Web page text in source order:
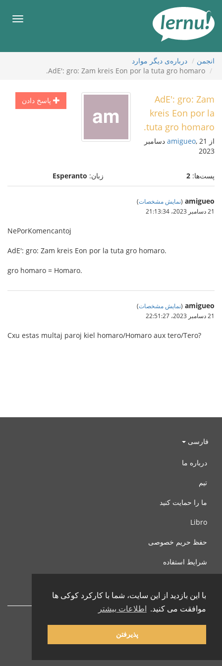
با این بازدید از این سایت، شما با کارکرد کوکی ها
موافقت می کنید.
اطلاعات بیشتر
پذیرفتن
محتوا
انجمن
درباره‌ی دیگر موارد
AdE': gro: Zam kreis Eon por la tuta gro homaro.
پاسخ دادن
AdE': gro: Zam
kreis Eon por la
tuta gro homaro.
از amigueo , 21 دسامبر
2023
پست‌ها: 2 زبان: Esperanto
amigueo
(نمایش مشخصات)
21 دسامبر 2023،‏ 21:13:34
NePorKomencantoj
AdE': gro: Zam kreis Eon por la tuta gro homaro.
gro homaro = Homaro.
amigueo
(نمایش مشخصات)
21 دسامبر 2023،‏ 22:51:27
Cxu estas multaj paroj kiel homaro/Homaro aux tero/Tero?
فارسی
درباره ما
تیم
ما را حمایت کنید
Libro
حفظ حریم خصوصی
شرایط استفاده
© 2002-2026 lernu.net |Impressum